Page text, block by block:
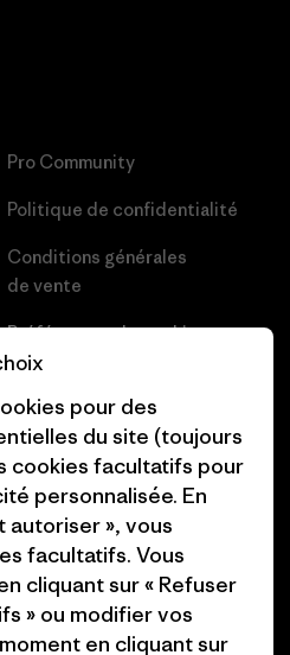
Pro Community
Politique de confidentialité
Conditions générales
de vente
Préférences de cookie
Presse et media
Industry program
Programme d’affiliation
Patagonia Suisse Plan du site
pour des
du site (toujours
cookies facultatifs pour
personnalisée. En
autoriser », vous
facultatifs. Vous
cliquant sur « Refuser
» ou modifier vos
en cliquant sur